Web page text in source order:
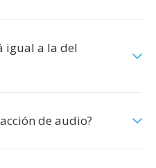
igual a la del
de audio?